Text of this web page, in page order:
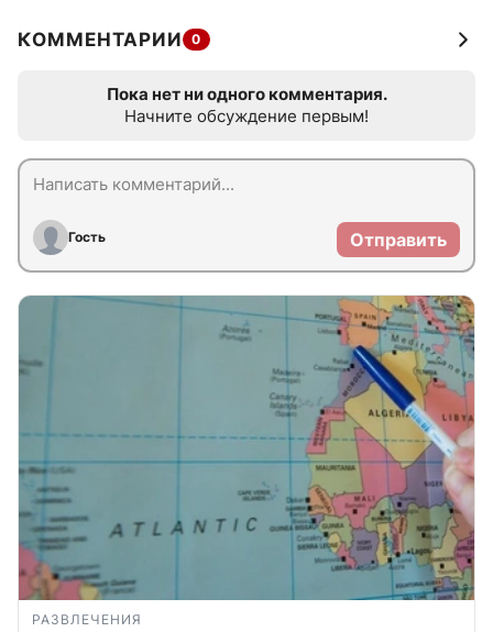
КОММЕНТАРИИ 0
Пока нет ни одного комментария.
Начните обсуждение первым!
Гость Отправить
РАЗВЛЕЧЕНИЯ